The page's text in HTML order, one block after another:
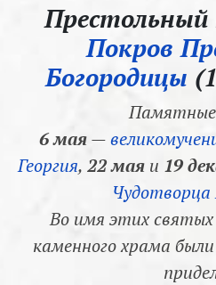
Престольный
Покров
Богородицы
6 мая—
Георгия, 22 маяи 19
Чудотворца
Во имя этих
каменного храма